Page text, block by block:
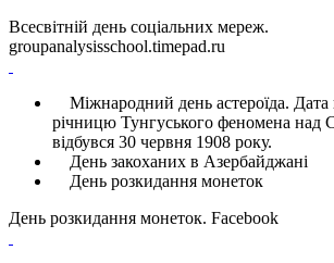
Всесвітній день соціальних мереж.
groupanalysisschool.timepad.ru
Міжнародний день астероїда. Дата
річницю Тунгуського феномена над
відбувся 30 червня 1908 року.
День закоханих в Азербайджані
День розкидання монеток
День розкидання монеток. Facebook